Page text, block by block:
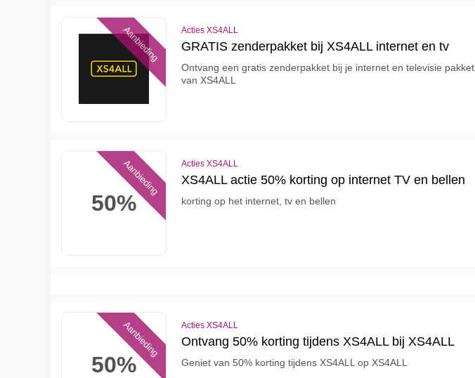
Aanbieding Acties XS4ALL
GRATIS zenderpakket bij XS4ALL internet en tv
Ontvang een gratis zenderpakket bij je internet en televisie pakket
van XS4ALL
50%
Aanbieding Acties XS4ALL
XS4ALL actie 50% korting op internet TV en bellen
korting op het internet, tv en bellen
50%
Aanbieding Acties XS4ALL
Ontvang 50% korting tijdens XS4ALL bij XS4ALL
Geniet van 50% korting tijdens XS4ALL op XS4ALL